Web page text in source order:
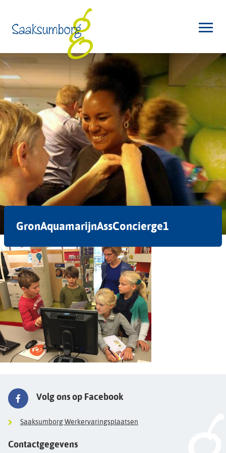
GronAquamarijnAssConcierge1
Volg ons op Facebook
Saaksumborg Werkervaringsplaatsen
Contactgegevens